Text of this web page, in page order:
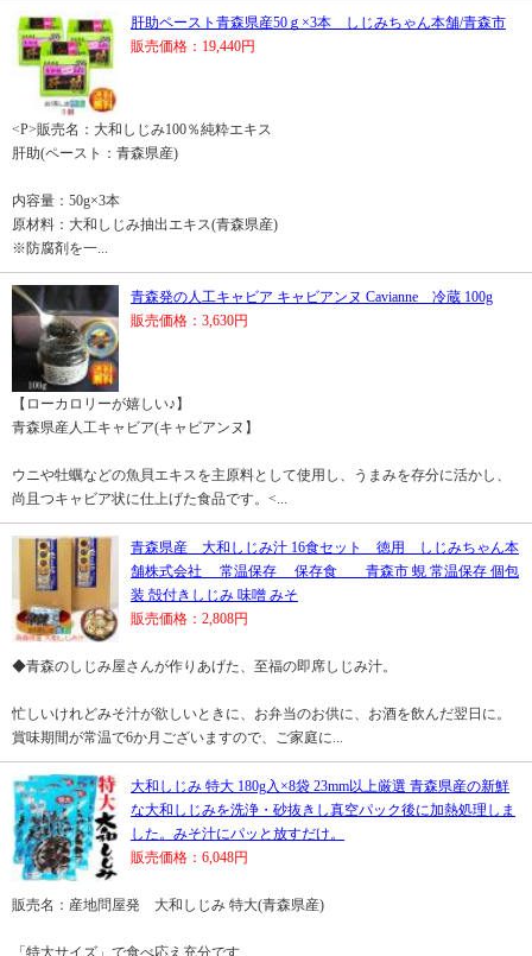
肝助ペースト青森県産50ｇ×3本 しじみちゃん本舗/青森市
販売価格：19,440円
<P>販売名：大和しじみ100％純粋エキス
肝助(ペースト：青森県産)
内容量：50g×3本
原材料：大和しじみ抽出エキス(青森県産)
※防腐剤を一...
青森発の人工キャビア キャビアンヌ Cavianne 冷蔵 100g
販売価格：3,630円
【ローカロリーが嬉しい♪】
青森県産人工キャビア(キャビアンヌ】
ウニや牡蠣などの魚貝エキスを主原料として使用し、うまみを存分に活かし、
尚且つキャビア状に仕上げた食品です。<...
青森県産 大和しじみ汁 16食セット 徳用 しじみちゃん本
舗株式会社 常温保存 保存食 青森市 蜆 常温保存 個包
装 殻付きしじみ 味噌 みそ
販売価格：2,808円
◆青森のしじみ屋さんが作りあげた、至福の即席しじみ汁。
忙しいけれどみそ汁が欲しいときに、お弁当のお供に、お酒を飲んだ翌日に。
賞味期間が常温で6か月ございますので、ご家庭に...
大和しじみ 特大 180g入×8袋 23mm以上厳選 青森県産の新鮮
な大和しじみを洗浄・砂抜きし真空パック後に加熱処理しま
した。みそ汁にパッと放すだけ。
販売価格：6,048円
販売名：産地問屋発 大和しじみ 特大(青森県産)
「特大サイズ」で食べ応え充分です